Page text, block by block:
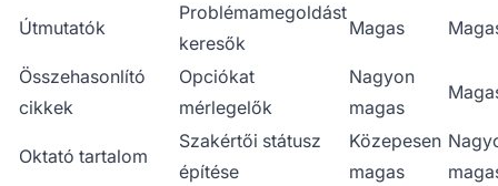
Útmutatók
Problémamegoldást
keresők
Magas
Összehasonlító
cikkek
Opciókat
mérlegelők
Nagyon
magas
Oktató tartalom
Szakértői státusz
építése
Közepesen
magas